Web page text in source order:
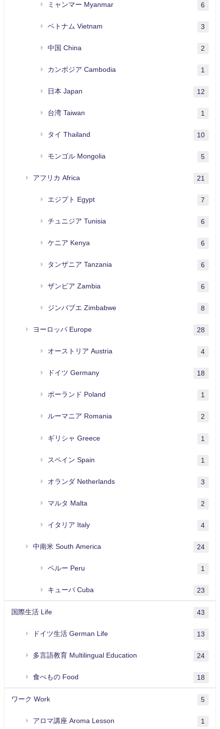
ミャンマー Myanmar 6
ベトナム Vietnam 3
中国 China 2
カンボジア Cambodia 1
日本 Japan 12
台湾 Taiwan 1
タイ Thailand 10
モンゴル Mongolia 5
アフリカ Africa 21
エジプト Egypt 7
チュニジア Tunisia 6
ケニア Kenya 6
タンザニア Tanzania 6
ザンビア Zambia 6
ジンバブエ Zimbabwe 8
ヨーロッパ Europe 28
オーストリア Austria 4
ドイツ Germany 18
ポーランド Poland 1
ルーマニア Romania 2
ギリシャ Greece 1
スペイン Spain 1
オランダ Netherlands 3
マルタ Malta 2
イタリア Italy 4
中南米 South America 24
ペルー Peru 1
キューバ Cuba 23
国際生活 Life 43
ドイツ生活 German Life 13
多言語教育 Multilingual Education 24
食べもの Food 18
ワーク Work 5
アロマ講座 Aroma Lesson 1